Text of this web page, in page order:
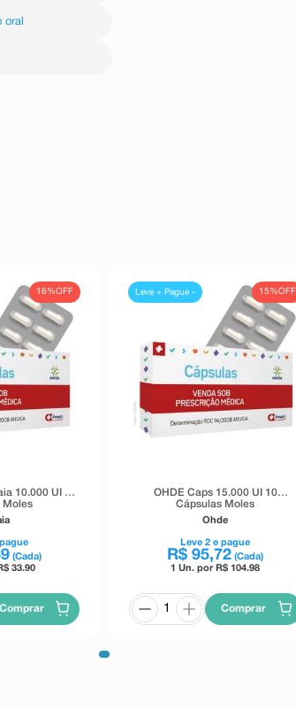
oral
16%OFF
10.000 UI 8
Moles
(Cada)
33.90
Comprar
15%OFF
Leve + Pague -
OHDE Caps 15.000 UI 10
Cápsulas Moles
Ohde
Leve2 e pague
R$ 95,72 (Cada)
1 Un. por R$104.98
Comprar